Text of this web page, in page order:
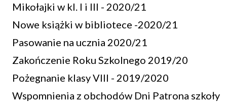
Mikołajki w kl. I i III - 2020/21
Nowe książki w bibliotece -2020/21
Pasowanie na ucznia 2020/21
Zakończenie Roku Szkolnego 2019/20
Pożegnanie klasy VIII - 2019/2020
Wspomnienia z obchodów Dni Patrona szkoły